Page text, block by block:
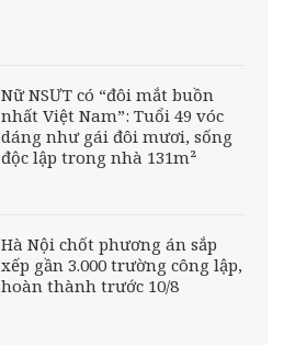
Nữ NSƯT có “đôi mắt buồn
nhất Việt Nam”: Tuổi 49 vóc
dáng như gái đôi mươi, sống
độc lập trong nhà 131m²
Hà Nội chốt phương án sắp
xếp gần 3.000 trường công lập,
hoàn thành trước 10/8